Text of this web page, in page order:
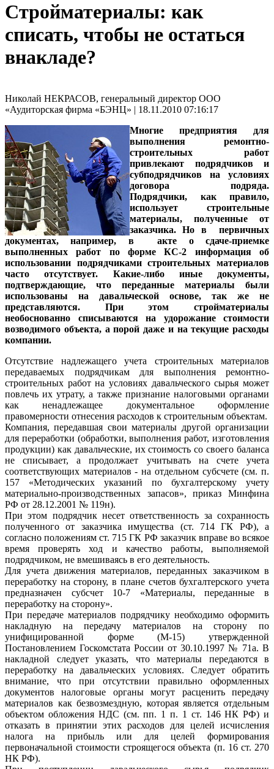
Стройматериалы: как
списать, чтобы не остаться
внакладе?
Николай НЕКРАСОВ, генеральный директор ООО
«Аудиторская фирма «БЭНЦ» | 18.11.2010 07:16:17
Многие предприятия для
выполнения ремонтно-
строительных работ
привлекают подрядчиков и
субподрядчиков на условиях
договора подряда.
Подрядчики, как правило,
использует строительные
материалы, полученные от
заказчика. Но в первичных
документах, например, в акте о сдаче-приемке
выполненных работ по форме КС-2 информация об
использовании подрядчиками строительных материалов
часто отсутствует. Какие-либо иные документы,
подтверждающие, что переданные материалы были
использованы на давальческой основе, так же не
представляются. При этом стройматериалы
необоснованно списываются на удорожание стоимости
возводимого объекта, а порой даже и на текущие расходы
компании.
Отсутствие надлежащего учета строительных материалов
передаваемых подрядчикам для выполнения ремонтно-
строительных работ на условиях давальческого сырья может
повлечь их утрату, а также признание налоговыми органами
как ненадлежащее документальное оформление
правомерности отнесения расходов к строительным объектам.
Компания, передавшая свои материалы другой организации
для переработки (обработки, выполнения работ, изготовления
продукции) как давальческие, их стоимость со своего баланса
не списывает, а продолжает учитывать на счете учета
соответствующих материалов - на отдельном субсчете (см. п.
157 «Методических указаний по бухгалтерскому учету
материально-производственных запасов», приказ Минфина
РФ от 28.12.2001 № 119н).
При этом подрядчик несет ответственность за сохранность
полученного от заказчика имущества (ст. 714 ГК РФ), а
согласно положениям ст. 715 ГК РФ заказчик вправе во всякое
время проверять ход и качество работы, выполняемой
подрядчиком, не вмешиваясь в его деятельность.
Для учета движения материалов, переданных заказчиком в
переработку на сторону, в плане счетов бухгалтерского учета
предназначен субсчет 10-7 «Материалы, переданные в
переработку на сторону».
При передаче материалов подрядчику необходимо оформить
накладную на передачу материалов на сторону по
унифицированной форме (М-15) утвержденной
Постановлением Госкомстата России от 30.10.1997 № 71а. В
накладной следует указать, что материалы передаются в
переработку на давальческих условиях. Следует обратить
внимание, что при отсутствии правильно оформленных
документов налоговые органы могут расценить передачу
материалов как безвозмездную, которая является отдельным
объектом обложения НДС (см. пп. 1 п. 1 ст. 146 НК РФ) и
отказать в принятии этих расходов для целей исчисления
налога на прибыль или для целей формирования
первоначальной стоимости строящегося объекта (п. 16 ст. 270
НК РФ).